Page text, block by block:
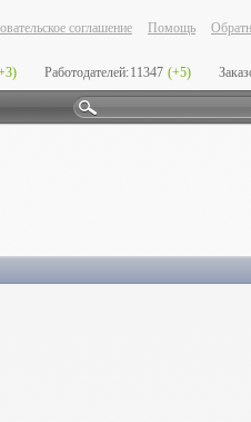
соглашение Помощь
Работодателей:11347 (+5)